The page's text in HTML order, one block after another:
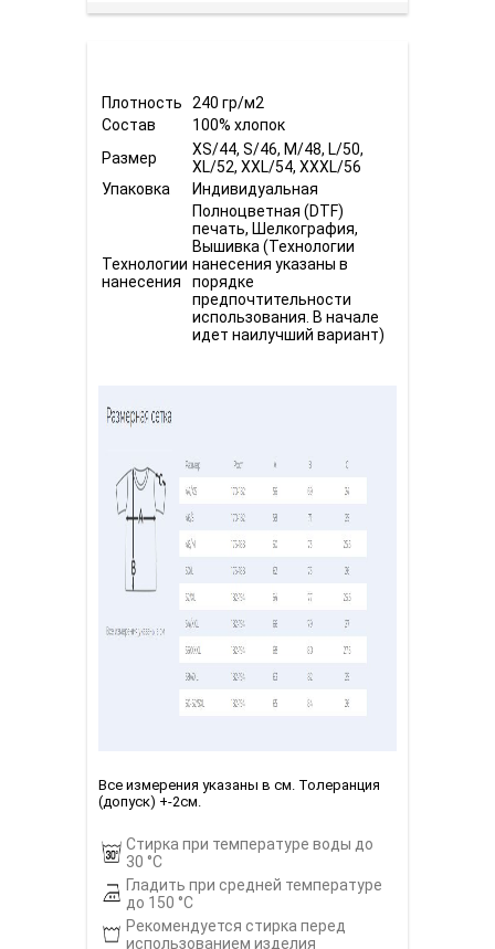
Плотность
240 гр/м2
Состав
100% хлопок
Размер
XS/44, S/46, M/48, L/50,
XL/52, XXL/54, XXXL/56
Упаковка
Индивидуальная
Технологии
нанесения
Полноцветная (DTF)
печать, Шелкография,
Вышивка (Технологии
нанесения указаны в
порядке
предпочтительности
использования. В начале
идет наилучший вариант)
Все измерения указаны в см. Толеранция
(допуск) +-2см.
Стирка при температуре воды до
30 °С
Гладить при средней температуре
до 150 °С
Рекомендуется стирка перед
использованием изделия